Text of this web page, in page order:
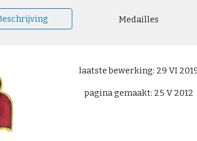
Medailles
laatste bewerking: 29 VI
pagina gemaakt: 25 V 2012